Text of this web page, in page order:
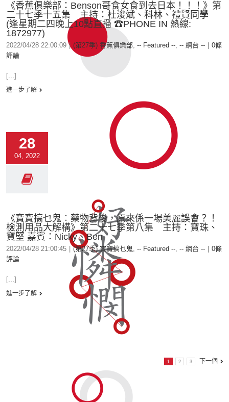
《香蕉俱樂部：Benson哥食女食到去日本！！！》第
二十七季十五集 主持：杜浚斌、科林、禮賢同學
(逢星期二四晚上10點直播 ☎PHONE IN 熱線:
1872977)
2022/04/28 22:00:09 | (第27季) 香蕉俱樂部, -- Featured --, -- 網台 --
0條
評論
[...]
進一步了解
28
04, 2022
《寶寶搞乜鬼︰藥物背後，原來係一場美麗誤會？！
檢測用品大解構》第二十七季第八集 主持：寶珠、
寶堅 嘉賓：Nicky、Ben
2022/04/28 21:00:45 (第27季) 寶寶搞乜鬼, -- Featured --, -- 網台 --
0條
評論
[...]
進一步了解
1 2 3 下一個